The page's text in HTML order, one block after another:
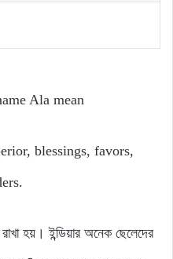
Ala mean
blessings, favors,
হয়। ইন্ডিয়ার অনেক ছেলেদের